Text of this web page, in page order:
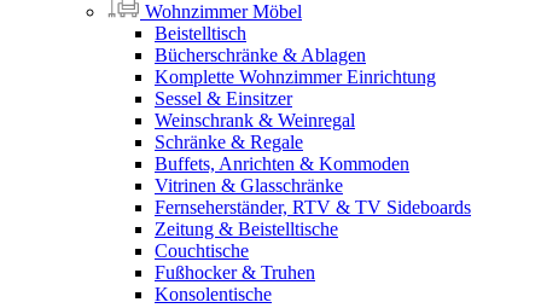
Wohnzimmer Möbel
Beistelltisch
Bücherschränke & Ablagen
Komplette Wohnzimmer Einrichtung
Sessel & Einsitzer
Weinschrank & Weinregal
Schränke & Regale
Buffets, Anrichten & Kommoden
Vitrinen & Glasschränke
Fernseherständer, RTV & TV Sideboards
Zeitung & Beistelltische
Couchtische
Fußhocker & Truhen
Konsolentische